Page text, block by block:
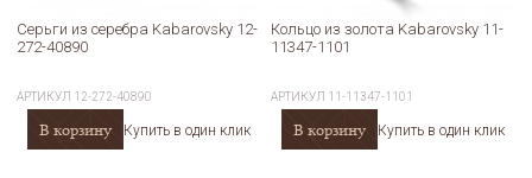
Серьги из серебра Kabarovsky 12-
272-40890
АРТИКУЛ 12-272-40890
В корзину Купить в один клик
Кольцо из золота Kabarovsky 11-
11347-1101
АРТИКУЛ 11-11347-1101
В корзину Купить в один клик